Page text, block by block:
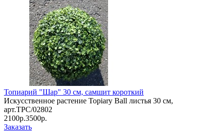
Топиарий "Шар" 30 см, самшит короткий
Искусственное растение Topiary Ball листья 30 см,
арт.TPC/02802
2100р.3500р.
Заказать